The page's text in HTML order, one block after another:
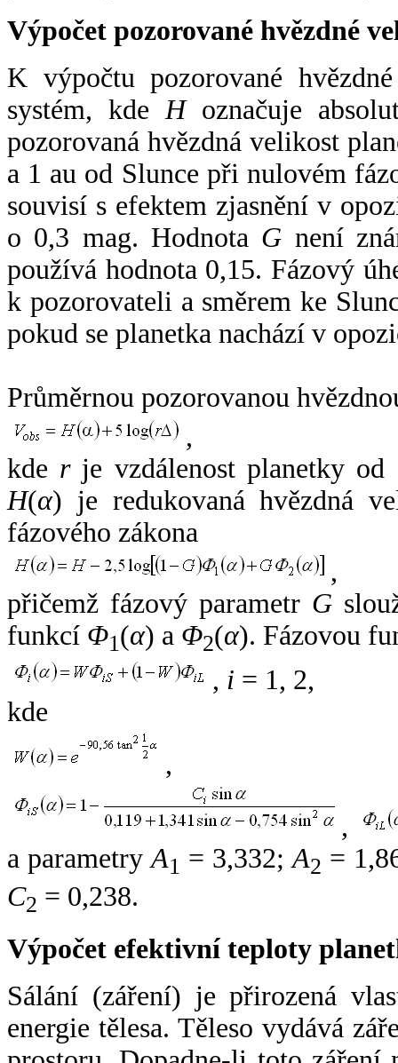
Výpočet pozorované hvězdné
K výpočtu pozorované
systém, kde Hoznačuje
pozorovaná hvězdná velikost
a 1 au od Slunce při nulovém
souvisí s efektem zjasnění v
o 0,3 mag. Hodnota G není
používá hodnota 0,15. Fázový
k pozorovateli a směrem ke
pokud se planetka nachází v
Průměrnou pozorovanou
,
kde rje vzdálenost planetky od
H(α) je redukovaná hvězdná
fázového zákona
,
přičemž fázový parametr G
funkcí Φ1(α) a Φ2(α). Fázovou
, i = 1, 2,
kde
,
,
a parametryA1 = 3,332;A2 =
C2 = 0,238.
Výpočet efektivní teploty
Sálání (záření) je přirozená
energie tělesa. Těleso vydává